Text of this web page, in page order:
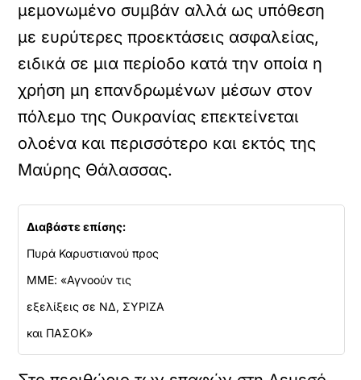
μεμονωμένο συμβάν αλλά ως υπόθεση
με ευρύτερες προεκτάσεις ασφαλείας,
ειδικά σε μια περίοδο κατά την οποία η
χρήση μη επανδρωμένων μέσων στον
πόλεμο της Ουκρανίας επεκτείνεται
ολοένα και περισσότερο και εκτός της
Μαύρης Θάλασσας.
Διαβάστε επίσης:
Πυρά Καρυστιανού προς
ΜΜΕ: «Αγνοούν τις
εξελίξεις σε ΝΔ, ΣΥΡΙΖΑ
και ΠΑΣΟΚ»